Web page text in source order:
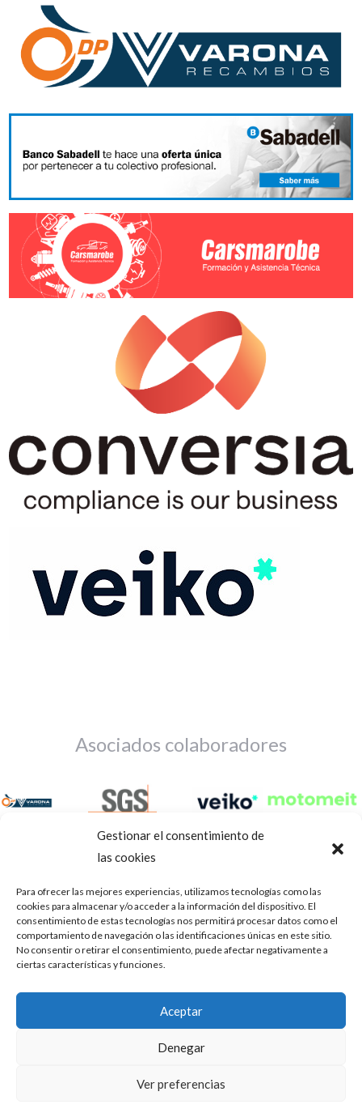
Gestionar el consentimiento de
las cookies
Para ofrecer las mejores experiencias, utilizamos tecnologías como las
cookies para almacenar y/o acceder a la información del dispositivo. El
consentimiento de estas tecnologías nos permitirá procesar datos como el
comportamiento de navegación o las identificaciones únicas en este sitio.
No consentir o retirar el consentimiento, puede afectar negativamente a
ciertas características y funciones.
Aceptar
Denegar
Ver preferencias
Asociados colaboradores
Aviso Legal Política de privacidad Portal de transparencia
ASOCIACIÓN DE TALLERES DE REPARACIÓN DE
AUTOMÓVILES • CIF: G14023832
Mediación, Arbitraje y Conciliación, de la Consejería de Empleo
Puedes aprender más sobre qué cookies utilizamos o